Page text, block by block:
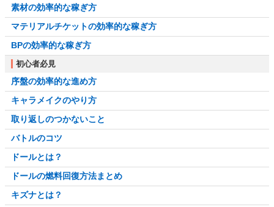
素材の効率的な稼ぎ方
マテリアルチケットの効率的な稼ぎ方
BPの効率的な稼ぎ方
初心者必見
序盤の効率的な進め方
キャラメイクのやり方
取り返しのつかないこと
バトルのコツ
ドールとは？
ドールの燃料回復方法まとめ
キズナとは？